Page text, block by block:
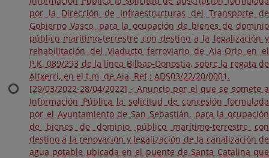
por la Dirección de Infraestructuras del Transporte de
Gobierno Vasco, para la ocupación de bienes de dominio
público marítimo-terrestre con destino a la legalización y
rehabilitación del Viaducto ferroviario de Aia-Orio en el
P.K. 089/293 de la línea Bilbao-Donostia, sobre la regata de
Altxerri, en el t.m. de Aia. Ref.: ADS03/22/20/0001.
[29/03/2022-28/04/2022] - Anuncio por el que se somete a
Información Pública la solicitud de concesión formulada
por el Ayuntamiento de San Sebastián, para la ocupación
de bienes de dominio público marítimo-terrestre con
destino a la renovación y legalización de la canalización de
agua potable ubicada en el puente de Santa Catalina que